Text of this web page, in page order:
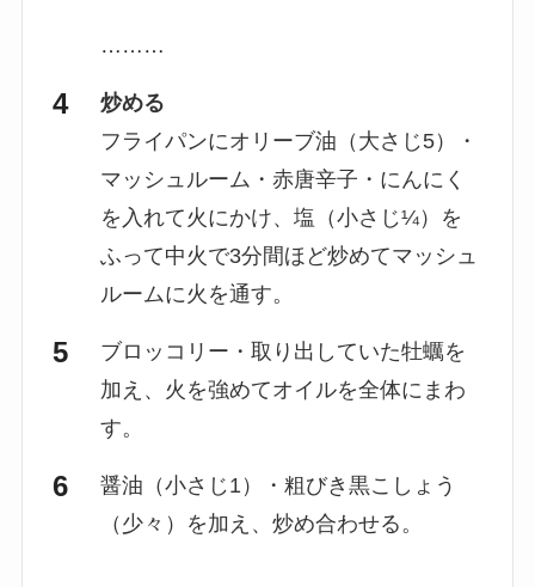
………
炒める
フライパンにオリーブ油（大さじ5）・
マッシュルーム・赤唐辛子・にんにく
を入れて火にかけ、塩（小さじ¼）を
ふって中火で3分間ほど炒めてマッシュ
ルームに火を通す。
ブロッコリー・取り出していた牡蠣を
加え、火を強めてオイルを全体にまわ
す。
醤油（小さじ1）・粗びき黒こしょう
（少々）を加え、炒め合わせる。